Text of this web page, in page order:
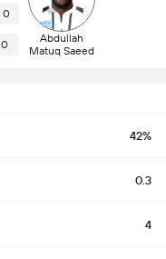
0
0
Abdullah
Matuq Saeed
42%
0.3
4